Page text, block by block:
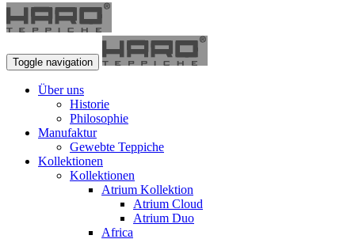
Toggle navigation
Über uns
Historie
Philosophie
Manufaktur
Gewebte Teppiche
Kollektionen
Kollektionen
Atrium Kollektion
Atrium Cloud
Atrium Duo
Africa